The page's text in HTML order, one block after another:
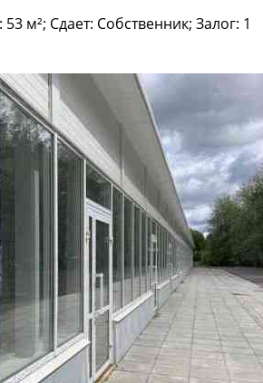
м²; Сдает: Собственник; Залог: 1